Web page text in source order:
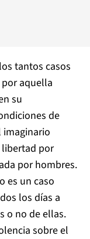
tantos casos
aquella
su
de
libertad por
por hombres.
es un caso
los días a
o no de ellas.
sobre el